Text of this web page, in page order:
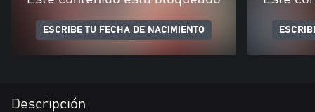
ESCRIBE TU FECHA DE NACIMIENTO
Descripción